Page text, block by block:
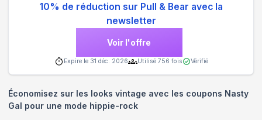
10% de réduction sur Pull & Bear avec la
newsletter
Voir l'offre
Expire le 31 déc. 2026 Utilisé 756 fois Vérifié
Économisez sur les looks vintage avec les coupons Nasty
Gal pour une mode hippie-rock